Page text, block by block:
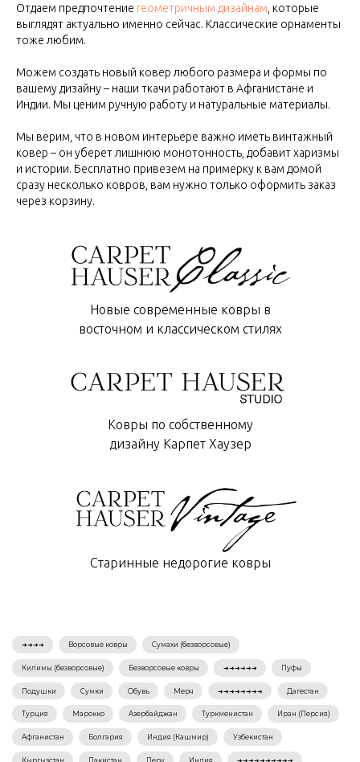
Отдаем предпочтение геометричным дизайнам , которые
выглядят актуально именно сейчас. Классические орнаменты
тоже любим.
Можем создать новый ковер любого размера и формы по
вашему дизайну – наши ткачи работают в Афганистане и
Индии. Мы ценим ручную работу и натуральные материалы.
Мы верим, что в новом интерьере важно иметь винтажный
ковер – он уберет лишнюю монотонность, добавит харизмы
и истории. Бесплатно привезем на примерку к вам домой
сразу несколько ковров, вам нужно только оформить заказ
через корзину.
Старинные недорогие ковры
Ковры по собственному
дизайну Карпет Хаузер
Новые современные ковры в
восточном и классическом стилях